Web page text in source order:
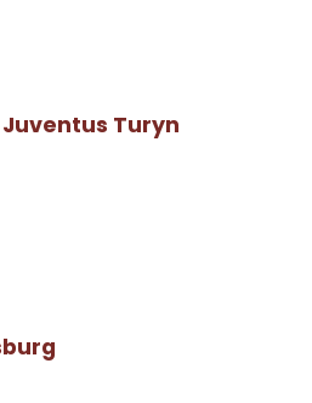
Turyn